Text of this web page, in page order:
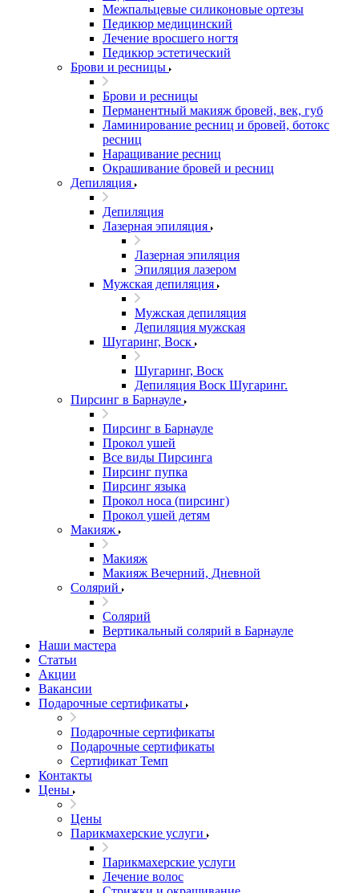
Межпальцевые силиконовые ортезы
Педикюр медицинский
Лечение вросшего ногтя
Педикюр эстетический
Брови и ресницы
Брови и ресницы
Перманентный макияж бровей, век, губ
Ламинирование ресниц и бровей, бoтoкс
ресниц
Наращивание ресниц
Окрашивание бровей и ресниц
Депиляция
Депиляция
Лазерная эпиляция
Лазерная эпиляция
Эпиляция лазером
Мужская депиляция
Мужская депиляция
Депиляция мужская
Шугаринг, Воск
Шугаринг, Воск
Депиляция Воск Шугаринг.
Пирсинг в Барнауле
Пирсинг в Барнауле
Прокол ушей
Все виды Пирсинга
Пирсинг пупка
Пирсинг языка
Прокол носа (пирсинг)
Прокол ушей детям
Макияж
Макияж
Макияж Вечерний, Дневной
Солярий
Солярий
Вертикальный солярий в Барнауле
Наши мастера
Статьи
Акции
Вакансии
Подарочные сертификаты
Подарочные сертификаты
Подарочные сертификаты
Сертификат Темп
Контакты
Цены
Цены
Парикмахерские услуги
Парикмахерские услуги
Лечение волос